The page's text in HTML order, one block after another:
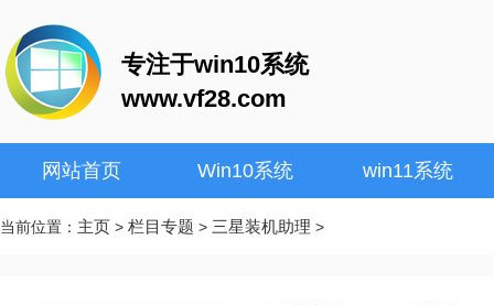
专注于win10系统
www.vf28.com
网站首页 Win10系统 win11系统
当前位置： 主页 > 栏目专题 > 三星装机助理 >